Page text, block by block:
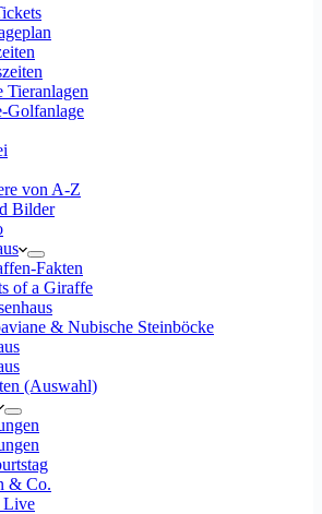
Tieranlagen
Golfanlage
von A-Z
Bilder
Fakten
of a Giraffe
& Nubische Steinböcke
(Auswahl)
& Co.
Live